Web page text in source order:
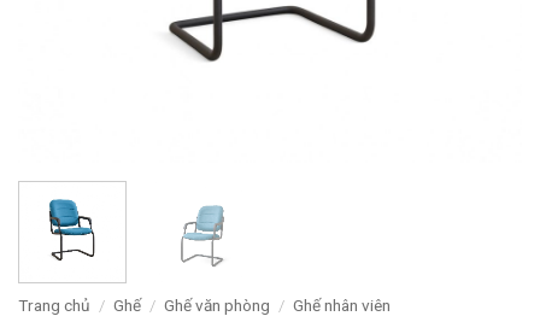
Trang chủ / Ghế / Ghế văn phòng / Ghế nhân viên